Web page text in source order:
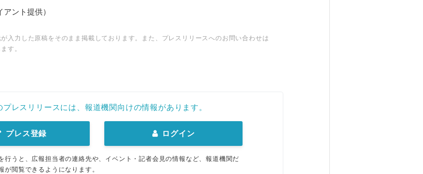
アント提供）
入力した原稿をそのまま掲載しております。また、プレスリリースへのお問い合わせは
す。
プレスリリースには、報道機関向けの情報があります。
プレス登録 ログイン
行うと、広報担当者の連絡先や、イベント・記者会見の情報など、報道機関だ
が閲覧できるようになります。